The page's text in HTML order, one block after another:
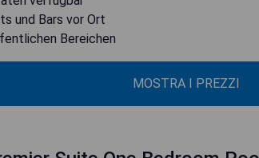
und Bars vor Ort
Bereichen
MOSTRA I PREZZI